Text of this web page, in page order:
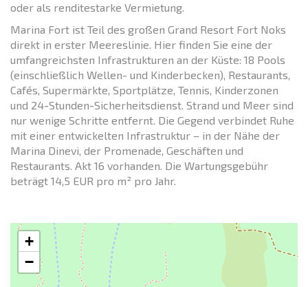
oder als renditestarke Vermietung.
Marina Fort ist Teil des großen Grand Resort Fort Noks
direkt in erster Meereslinie. Hier finden Sie eine der
umfangreichsten Infrastrukturen an der Küste: 18 Pools
(einschließlich Wellen- und Kinderbecken), Restaurants,
Cafés, Supermärkte, Sportplätze, Tennis, Kinderzonen
und 24-Stunden-Sicherheitsdienst. Strand und Meer sind
nur wenige Schritte entfernt. Die Gegend verbindet Ruhe
mit einer entwickelten Infrastruktur – in der Nähe der
Marina Dinevi, der Promenade, Geschäften und
Restaurants. Akt 16 vorhanden. Die Wartungsgebühr
beträgt 14,5 EUR pro m² pro Jahr.
+
−